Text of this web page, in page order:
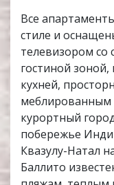
Все
стиле и
телевизором со
гостиной
кухней,
меблированным
курортный
побережье
Квазулу-Натал
Баллито